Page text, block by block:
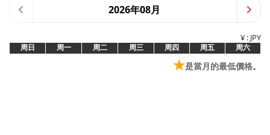
2026年08月
¥ : JPY
周日 周一 周二 周三 周四 周五 周六
★是當月的最低價格。